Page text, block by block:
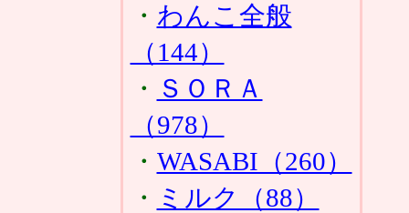
・ わんこ全般
（144）
・ ＳＯＲＡ
（978）
・ WASABI（260）
・ ミルク（88）